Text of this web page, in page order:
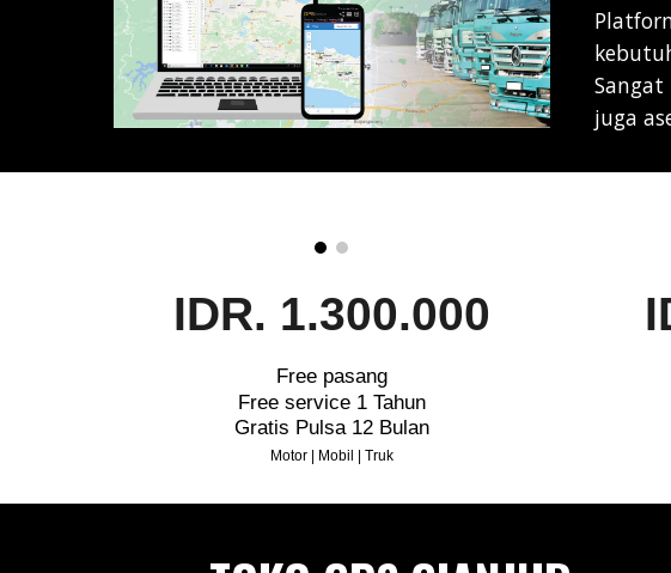
juga
IDR. 1.300.000
Free pasang
Free service 1 Tahun
Gratis Pulsa 12 Bulan
Motor | Mobil | Truk